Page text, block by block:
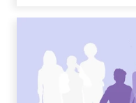
der Betroffenen.